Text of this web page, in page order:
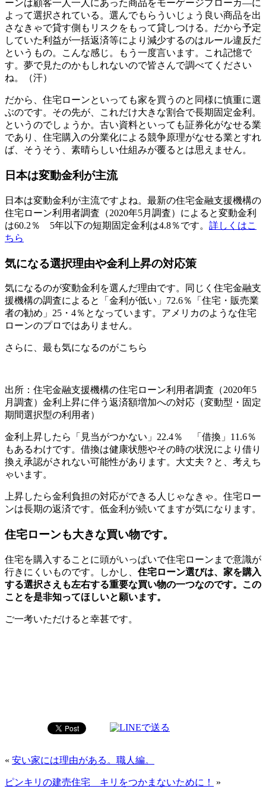
ーンは顧客一人一人にあった商品をモーゲージブローカ―に
よって選択されている。選んでもらういじょう良い商品を出
さなきゃで貸す側もリスクをもって貸しつける。だから予定
していた利益が一括返済等により減少するのはルール違反だ
というもの。こんな感じ。もう一度言います。これ記憶で
す。夢で見たのかもしれないので皆さんで調べてください
ね。（汗）
だから、住宅ローンといっても家を買うのと同様に慎重に選
ぶのです。その先が、これだけ大きな割合で長期固定金利。
というのでしょうか。古い資料といっても証券化がなせる業
であり、住宅購入の分業化による競争原理がなせる業とすれ
ば、そうそう、素晴らしい仕組みが覆るとは思えません。
日本は変動金利が主流
日本は変動金利が主流ですよね。最新の住宅金融支援機構の
住宅ローン利用者調査（2020年5月調査）によると変動金利
は60.2％ 5年以下の短期固定金利は4.8％です。 詳しくはこ
ちら
気になる選択理由や金利上昇の対応策
気になるのが変動金利を選んだ理由です。同じく住宅金融支
援機構の調査によると「金利が低い」72.6％「住宅・販売業
者の勧め」25・4％となっています。アメリカのような住宅
ローンのプロではありません。
さらに、最も気になるのがこちら
出所：住宅金融支援機構の住宅ローン利用者調査（2020年5
月調査）金利上昇に伴う返済額増加への対応（変動型・固定
期間選択型の利用者）
金利上昇したら「見当がつかない」22.4％ 「借換」11.6％
もあるわけです。借換は健康状態やその時の状況により借り
換え承認がされない可能性があります。大丈夫？と、考えち
ゃいます。
上昇したら金利負担の対応ができる人じゃなきゃ。住宅ロー
ンは長期の返済です。低金利が続いてますが気になります。
住宅ローンも大きな買い物です。
住宅を購入することに頭がいっぱいで住宅ローンまで意識が
行きにくいものです。しかし、 住宅ローン選びは、家を購入
する選択さえも左右する重要な買い物の一つなのです。この
ことを是非知ってほしいと願います。
ご一考いただけると幸甚です。
« 安い家には理由がある。職人編。
ピンキリの建売住宅 キリをつかまないために！ »